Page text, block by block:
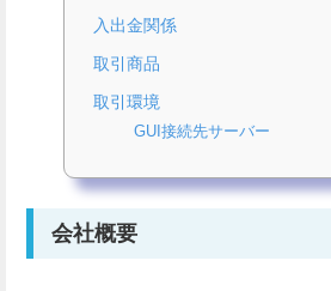
入出金関係
取引商品
取引環境
GUI接続先サーバー
会社概要